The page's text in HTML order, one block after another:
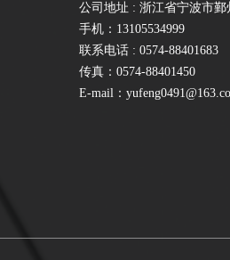
公司地址 : 浙江省宁波市
手机：13105534999
联系电话 : 0574-88401683
传真：0574-88401450
E-mail：